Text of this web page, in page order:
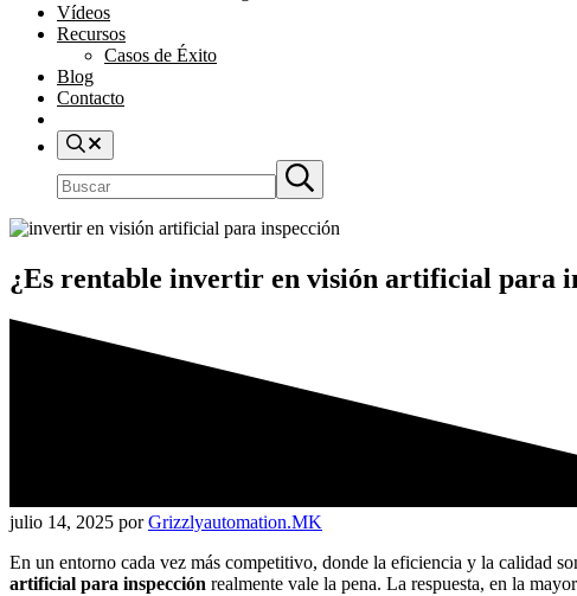
Vídeos
Recursos
Casos de Éxito
Blog
Contacto
Buscar
en
sitio
Submit
search
¿Es rentable invertir en visión artificial para
julio 14, 2025 porGrizzlyautomation.MK
En un entorno cada vez más competitivo, donde la eficiencia y la calidad
artificial para inspección realmente vale la pena. La respuesta, en la